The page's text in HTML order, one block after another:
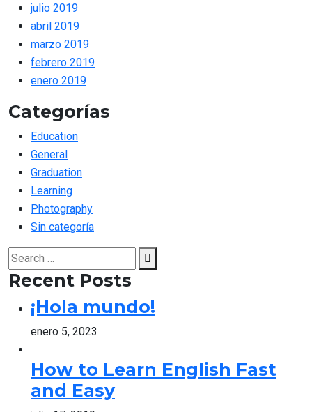
julio 2019
abril 2019
marzo 2019
febrero 2019
enero 2019
Categorías
Education
General
Graduation
Learning
Photography
Sin categoría
Search
for:
Search
Recent Posts
¡Hola mundo!
enero 5, 2023
How to Learn English Fast
and Easy